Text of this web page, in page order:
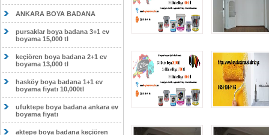
ANKARA BOYA BADANA
pursaklar boya badana 3+1 ev
boyama 15,000 tl
keçiören boya badana 2+1 ev
boyama 13,000 tl
hasköy boya badana 1+1 ev
boyama fiyatı 10,000tl
ufuktepe boya badana ankara ev
boyama fiyatı
aktepe boya badana keçiören